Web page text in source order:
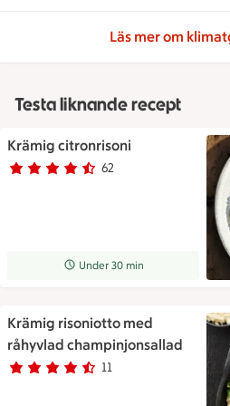
Läs mer om
Testa liknande recept
Krämig citronrisoni
Betyg 4.6 av 5. 62
62 personer har röstat
Receptet tar Under 30 min att
Under 30 min
Krämig risoniotto med
råhyvlad champinjonsallad
Betyg 4.4 av 5. 11
11 personer har röstat